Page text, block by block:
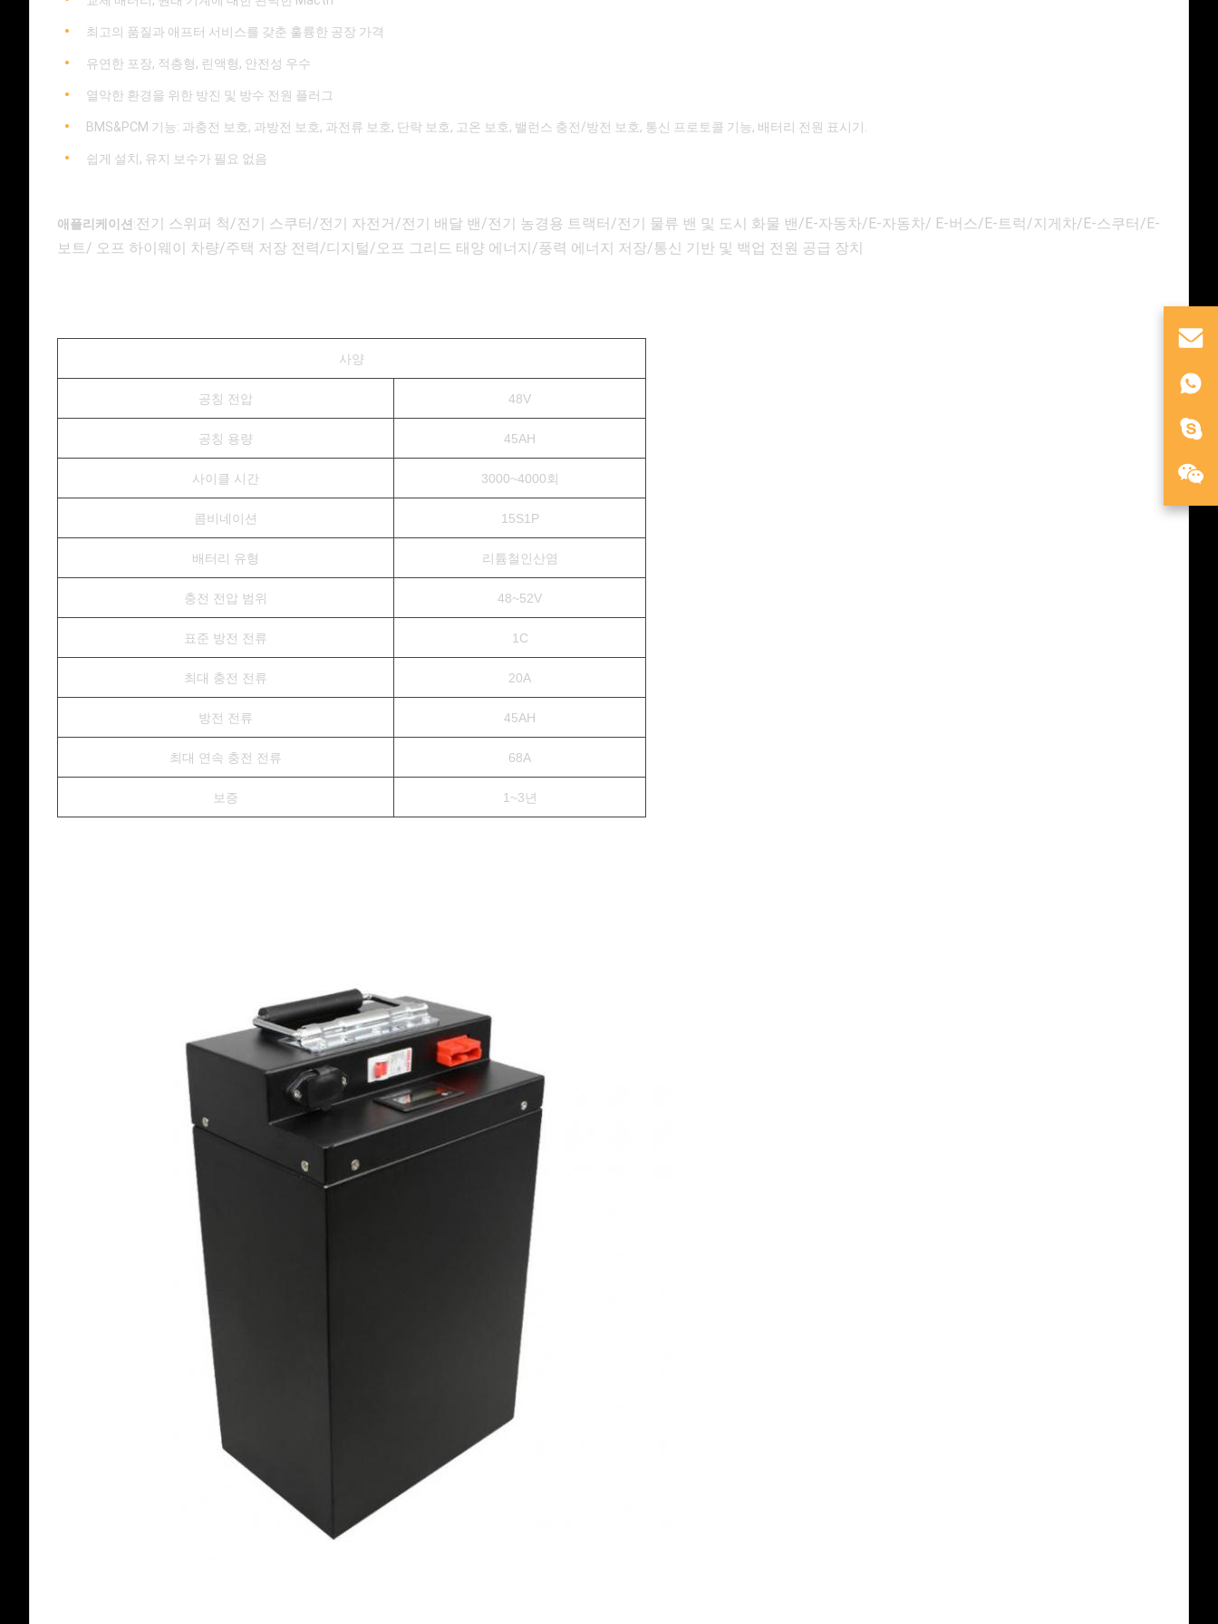
최고의 품질과 애프터 서비스를 갖춘 훌륭한 공장 가격
유연한 포장, 적층형, 린액형, 안전성 우수
열악한 환경을 위한 방진 및 방수 전원 플러그
BMS&PCM 기능: 과충전 보호, 과방전 보호, 과전류 보호, 단락 보호, 고온 보호, 밸런스 충전/방전 보호, 통신 프로토콜 기능, 배터리 전원 표시기.
쉽게 설치, 유지 보수가 필요 없음
애플리케이션 :전기 스위퍼 척/전기 스쿠터/전기 자전거/전기 배달 밴/전기 농경용 트랙터/전기 물류 밴 및 도시 화물 밴/E-자동차/E-자동차/ E-버스/E-트럭/지게차/E-스쿠터/E-
보트/ 오프 하이웨이 차량/주택 저장 전력/디지털/오프 그리드 태양 에너지/풍력 에너지 저장/통신 기반 및 백업 전원 공급 장치
사양
공칭 전압 48V
공칭 용량 45AH
사이클 시간 3000~4000회
콤비네이션 15S1P
배터리 유형 리튬철인산염
충전 전압 범위 48~52V
표준 방전 전류 1C
최대 충전 전류 20A
방전 전류 45AH
최대 연속 충전 전류 68A
보증 1~3년